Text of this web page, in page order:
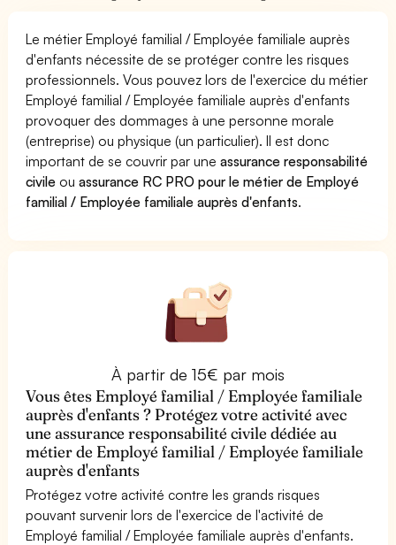
Le métier Employé familial / Employée familiale auprès
d'enfants nécessite de se protéger contre les risques
professionnels. Vous pouvez lors de l'exercice du métier
Employé familial / Employée familiale auprès d'enfants
provoquer des dommages à une personne morale
(entreprise) ou physique (un particulier). Il est donc
important de se couvrir par uneassurance responsabilité
civile ouassurance RC PRO pour le métier de Employé
familial / Employée familiale auprès d'enfants.
À partir de 15€ par mois
Vous êtes Employé familial / Employée familiale
auprès d'enfants ? Protégez votre activité avec
une assurance responsabilité civile dédiée au
métier de Employé familial / Employée familiale
auprès d'enfants
Protégez votre activité contre les grands risques
pouvant survenir lors de l'exercice de l'activité de
Employé familial / Employée familiale auprès d'enfants.